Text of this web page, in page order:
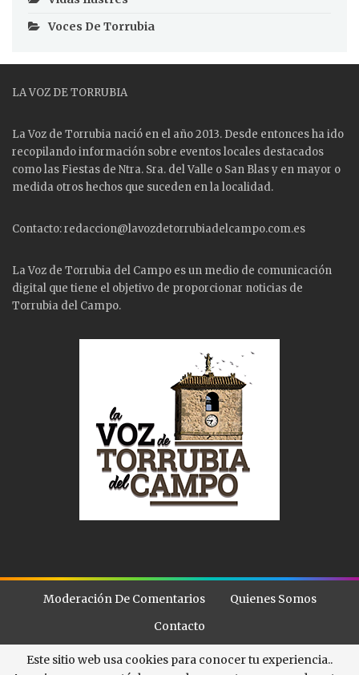
Voces De Torrubia
LA VOZ DE TORRUBIA
La Voz de Torrubia nació en el año 2013. Desde entonces ha ido
recopilando información sobre eventos locales destacados
como las Fiestas de Ntra. Sra. del Valle o San Blas y en mayor o
medida otros hechos que suceden en la localidad.
Contacto: redaccion@lavozdetorrubiadelcampo.com.es
La Voz de Torrubia del Campo es un medio de comunicación
digital que tiene el objetivo de proporcionar noticias de
Torrubia del Campo.
Moderación De Comentarios
Quienes Somos
Contacto
Este sitio web usa cookies para conocer tu experiencia..